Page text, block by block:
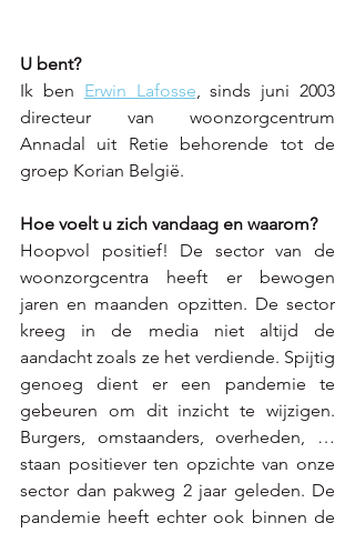
U bent?
Ik ben Erwin Lafosse, sinds juni 2003
directeur van woonzorgcentrum
Annadal uit Retie behorende tot de
groep Korian België.
Hoe voelt u zich vandaag en waarom?
Hoopvol positief! De sector van de
woonzorgcentra heeft er bewogen
jaren en maanden opzitten. De sector
kreeg in de media niet altijd de
aandacht zoals ze het verdiende. Spijtig
genoeg dient er een pandemie te
gebeuren om dit inzicht te wijzigen.
Burgers, omstaanders, overheden, …
staan positiever ten opzichte van onze
sector dan pakweg 2 jaar geleden. De
pandemie heeft echter ook binnen de